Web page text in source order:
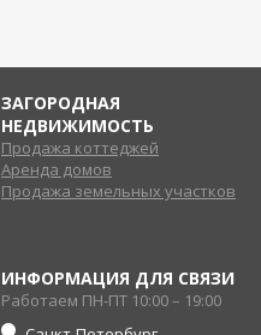
ЗАГОРОДНАЯ
НЕДВИЖИМОСТЬ
Продажа коттеджей
Аренда домов
Продажа земельных участков
ИНФОРМАЦИЯ ДЛЯ СВЯЗИ
Работаем ПН-ПТ 10:00 – 19:00